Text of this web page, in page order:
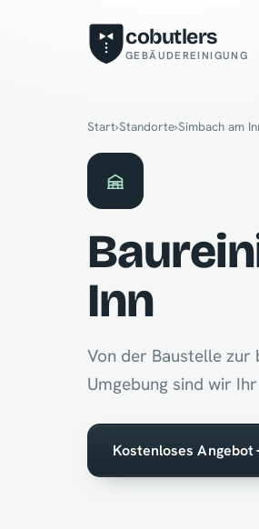
cobutlers
GEBÄUDEREINIGUNG
Start›Standorte›Simbach am
Inn
Von der Baustelle zur
Umgebung sind wir
Kostenloses Angebot